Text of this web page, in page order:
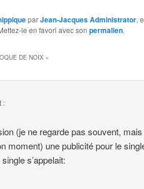
parJean-Jacques Administrator,
le en favori avec son permalien.
DE NOIX»
:
(je ne regarde pas souvent,
moment) une publicité pour le
s’appelait: